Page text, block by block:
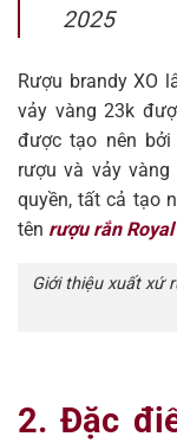
2025
Rượu brandy XO
vảy vàng 23k
được tạo nên
rượu và vảy
quyền, tất cả tạo
tên rượu rắn Royal
Giới thiệu xuất xứ
2. Đặc